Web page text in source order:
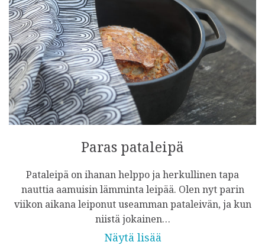
Paras pataleipä
Pataleipä on ihanan helppo ja herkullinen tapa
nauttia aamuisin lämminta leipää. Olen nyt parin
viikon aikana leiponut useamman pataleivän, ja kun
niistä jokainen…
Näytä lisää